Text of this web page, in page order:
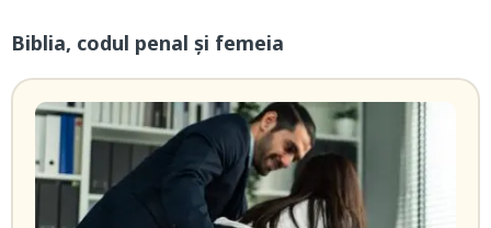
Biblia, codul penal și femeia